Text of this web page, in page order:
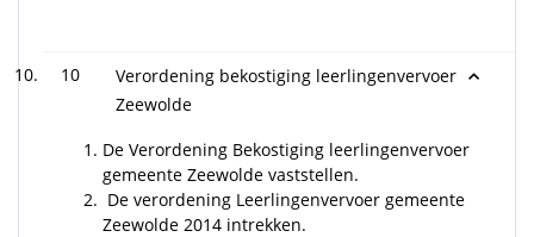
10
Verordening bekostiging leerlingenvervoer
Zeewolde
De Verordening Bekostiging leerlingenvervoer
gemeente Zeewolde vaststellen.
De verordening Leerlingenvervoer gemeente
Zeewolde 2014 intrekken.